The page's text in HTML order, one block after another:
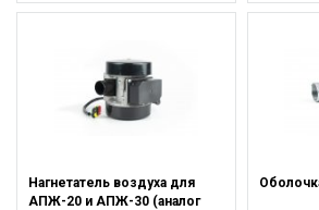
Нагнетатель воздуха для
АПЖ-20 и АПЖ-30 (аналог